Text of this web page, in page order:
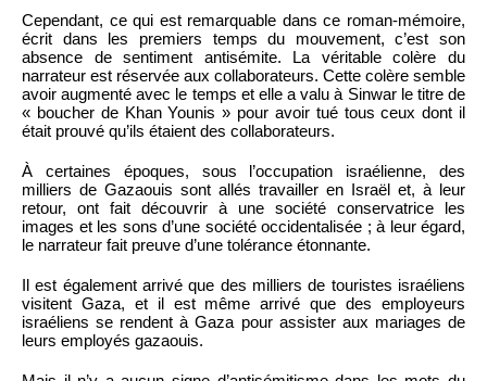
Cependant, ce qui est remarquable dans ce roman-mémoire,
écrit dans les premiers temps du mouvement, c’est son
absence de sentiment antisémite. La véritable colère du
narrateur est réservée aux collaborateurs. Cette colère semble
avoir augmenté avec le temps et elle a valu à Sinwar le titre de
« boucher de Khan Younis » pour avoir tué tous ceux dont il
était prouvé qu’ils étaient des collaborateurs.
À certaines époques, sous l’occupation israélienne, des
milliers de Gazaouis sont allés travailler en Israël et, à leur
retour, ont fait découvrir à une société conservatrice les
images et les sons d’une société occidentalisée ; à leur égard,
le narrateur fait preuve d’une tolérance étonnante.
Il est également arrivé que des milliers de touristes israéliens
visitent Gaza, et il est même arrivé que des employeurs
israéliens se rendent à Gaza pour assister aux mariages de
leurs employés gazaouis.